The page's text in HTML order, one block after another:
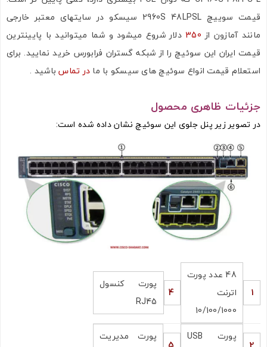
قیمت سوییچ 2960S 48LPSL سیسکو در سایتهای معتبر خارجی
مانند آمازون از 350 دلار شروع میشود و شما میتوانید با پایینترین
قیمت ایران این سوئیچ را از شبکه گستران فرابورس خرید نمایید. برای
استعلام قیمت انواع سوئیچ های سیسکو با ما در تماسباشید .
جزئیات ظاهری محصول
در تصویر زیر پنل جلوی این سوئیچ نشان داده شده است:
1
48 عدد پورت
اترنت
10/100/1000
4
پورت کنسول
RJ45
پورت USB
پورت مدیریت